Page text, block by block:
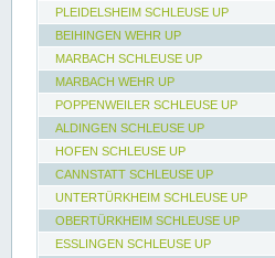
PLEIDELSHEIM SCHLEUSE UP
BEIHINGEN WEHR UP
MARBACH SCHLEUSE UP
MARBACH WEHR UP
POPPENWEILER SCHLEUSE UP
ALDINGEN SCHLEUSE UP
HOFEN SCHLEUSE UP
CANNSTATT SCHLEUSE UP
UNTERTÜRKHEIM SCHLEUSE UP
OBERTÜRKHEIM SCHLEUSE UP
ESSLINGEN SCHLEUSE UP